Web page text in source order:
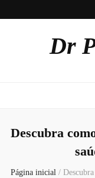
Dr
Descubra
Página inicial /